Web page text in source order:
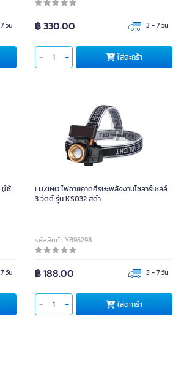
วัน ฿ 330.00 3 - 7 วัน
ใส่ตะกร้า
ใช้
วัน
LUZINO ไฟฉายคาดศีรษะพลังงานโซลาร์เซลล์
3 วัตต์ รุ่น KS032 สีดำ
รหัสสินค้า YB96298
฿ 188.00 3 - 7 วัน
ใส่ตะกร้า